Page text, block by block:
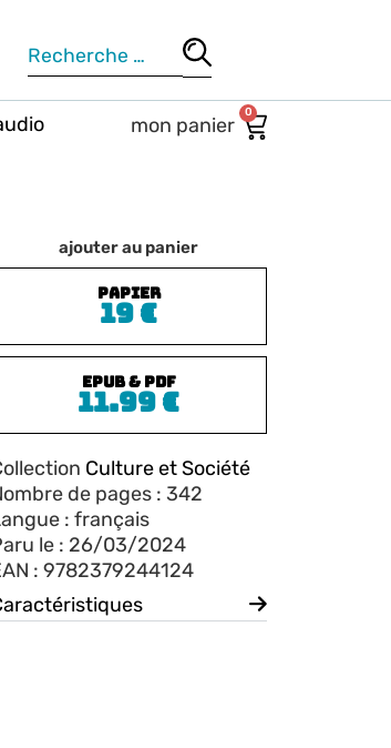
0
ajouter au panier
PAPIER
19€
ePub & PDF
11.99€
Culture et Société
de pages : 342
: français
le : 26/03/2024
: 9782379244124